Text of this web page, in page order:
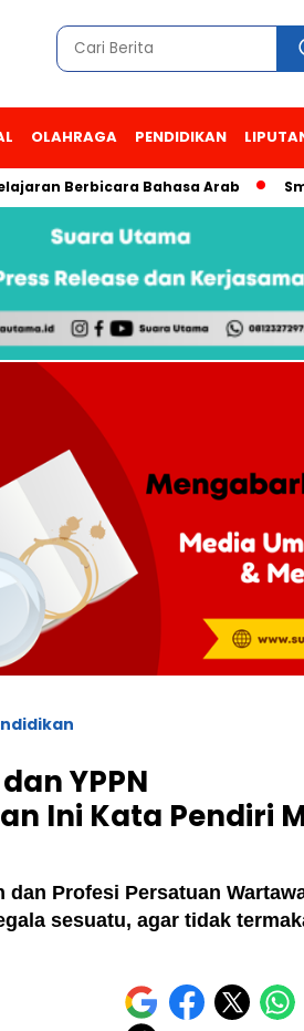
OLAHRAGA PENDIDIKAN
Bahasa Arab Smart TBN
YPPN
Ini Kata Pendiri
Profesi Persatuan
sesuatu, agar tidak